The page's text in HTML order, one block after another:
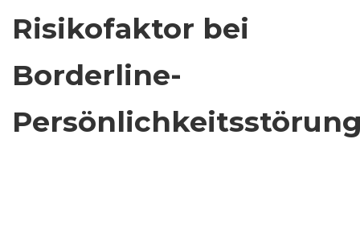
Risikofaktor bei
Borderline-